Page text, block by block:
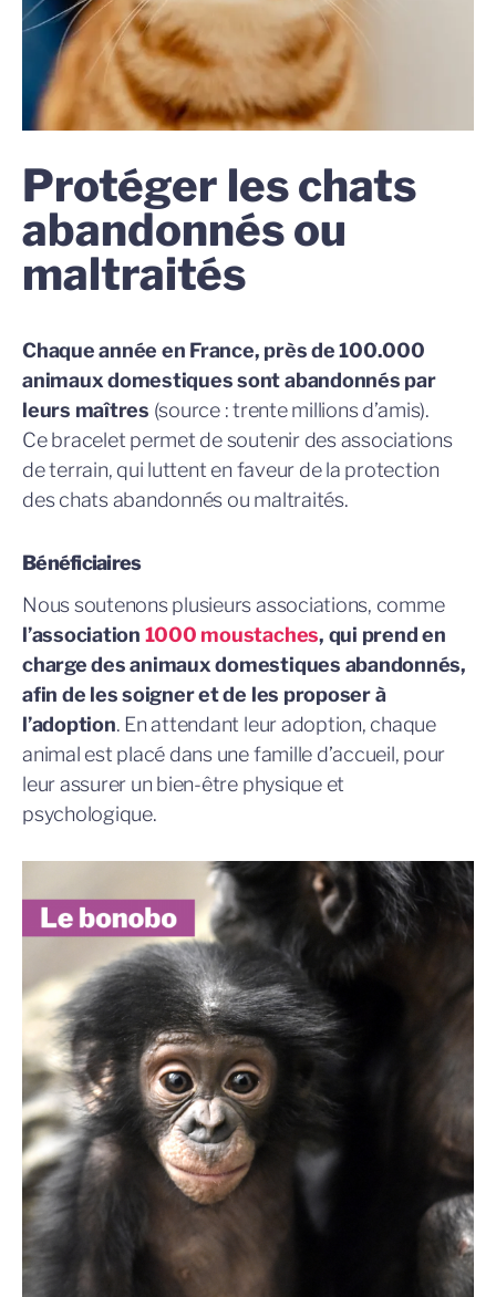
Protéger les chats
abandonnés ou
maltraités
Chaque année en France, près de 100.000
animaux domestiques sont abandonnés par
leurs maîtres (source : trente millions d’amis).
Ce bracelet permet de soutenir des associations
de terrain, qui luttent en faveur de la protection
des chats abandonnés ou maltraités.
Bénéficiaires
Nous soutenons plusieurs associations, comme
l’association 1000 moustaches, qui prend en
charge des animaux domestiques abandonnés,
afin de les soigner et de les proposer à
l’adoption. En attendant leur adoption, chaque
animal est placé dans une famille d’accueil, pour
leur assurer un bien-être physique et
psychologique.